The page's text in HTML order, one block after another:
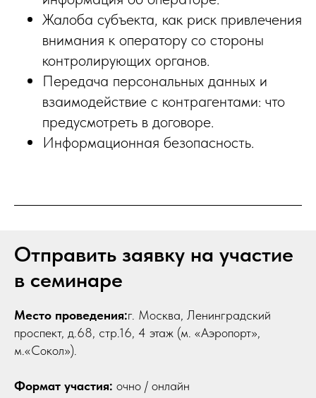
Жалоба субъекта, как риск привлечения
внимания к оператору со стороны
контролирующих органов.
Передача персональных данных и
взаимодействие с контрагентами: что
предусмотреть в договоре.
Информационная безопасность.
Отправить заявку на участие
в семинаре
Место проведения:г. Москва, Ленинградский
проспект, д.68, стр.16, 4 этаж (м. «Аэропорт»,
м.«Сокол»).
Формат участия: очно / онлайн